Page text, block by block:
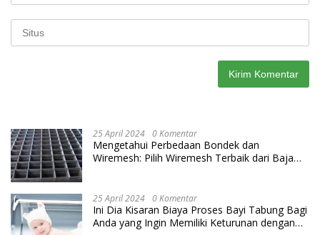
25 April 2024 0 Komentar
Mengetahui Perbedaan Bondek dan
Wiremesh: Pilih Wiremesh Terbaik dari Baja
25 April 2024 0 Komentar
Ini Dia Kisaran Biaya Proses Bayi Tabung Bagi
Anda yang Ingin Memiliki Keturunan dengan